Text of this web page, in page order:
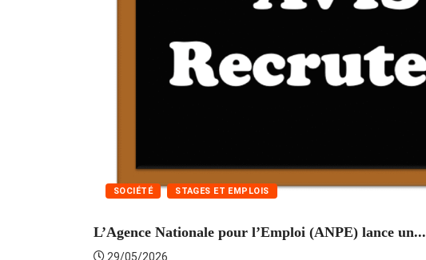
SOCIÉTÉ STAGES ET EMPLOIS
L’Agence Nationale pour l’Emploi (ANPE) lance un...
29/05/2026